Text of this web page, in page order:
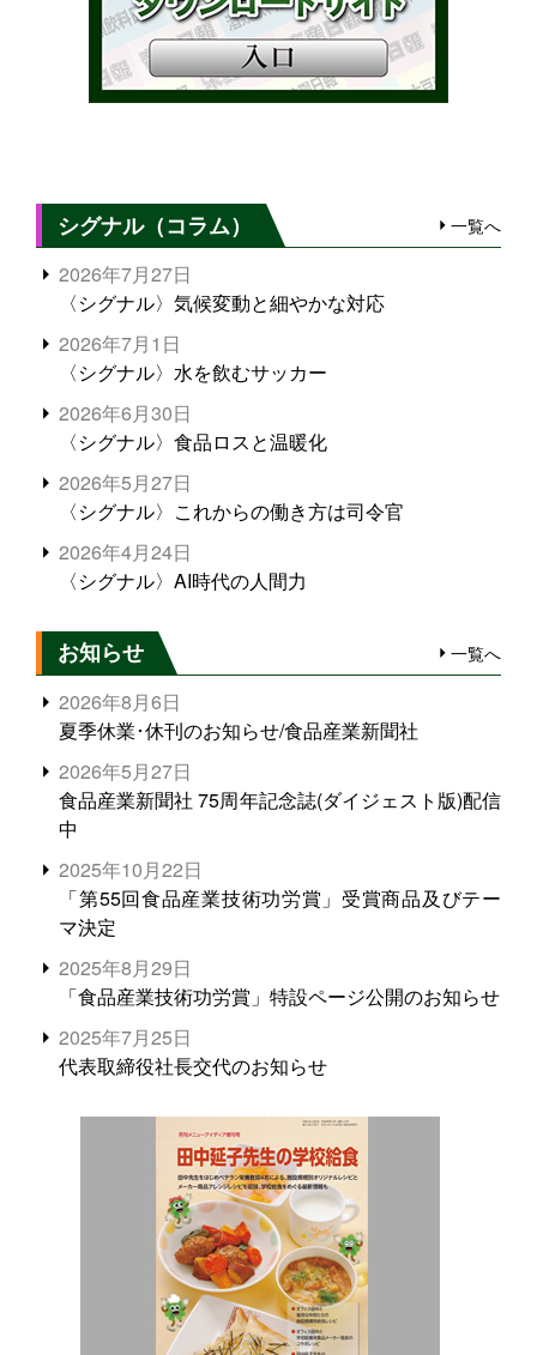
シグナル（コラム） 一覧へ
2026年7月27日
〈シグナル〉気候変動と細やかな対応
2026年7月1日
〈シグナル〉水を飲むサッカー
2026年6月30日
〈シグナル〉食品ロスと温暖化
2026年5月27日
〈シグナル〉これからの働き方は司令官
2026年4月24日
〈シグナル〉AI時代の人間力
お知らせ 一覧へ
2026年8月6日
夏季休業･休刊のお知らせ/食品産業新聞社
2026年5月27日
食品産業新聞社 75周年記念誌(ダイジェスト版)配信
中
2025年10月22日
「第55回食品産業技術功労賞」受賞商品及びテー
マ決定
2025年8月29日
「食品産業技術功労賞」特設ページ公開のお知らせ
2025年7月25日
代表取締役社長交代のお知らせ